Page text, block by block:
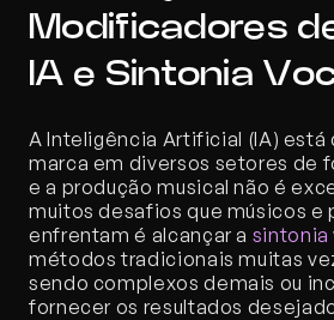
Modificadores
IA e Sintonia
A Inteligência Artificial (IA) está
marca em diversos setores de
e a produção musical não é
muitos desafios que músicos e
enfrentam é alcançar a sintonia
métodos tradicionais muitas
sendo complexos demais ou
fornecer os resultados